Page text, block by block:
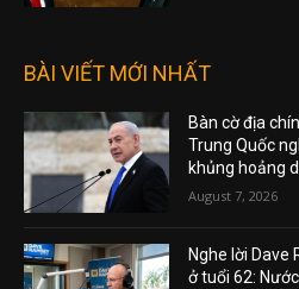
BÀI VIẾT MỚI NHẤT
Bàn cờ địa
Trung Quốc
khủng hoảng
August 7, 2026
Nghe lời Dave
ở tuổi 62: